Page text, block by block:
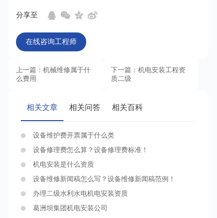
分享至
在线咨询工程师
上一篇：机械维修属于什
么费用
下一篇：机电安装工程资
质二级
相关文章 相关问答 相关百科
设备维护费开票属于什么类
设备修理费怎么算？设备修理费标准！
机电安装是什么资质
设备维修新闻稿怎么写？设备维修新闻稿范例！
办理二级水利水电机电安装资质
葛洲坝集团机电安装公司